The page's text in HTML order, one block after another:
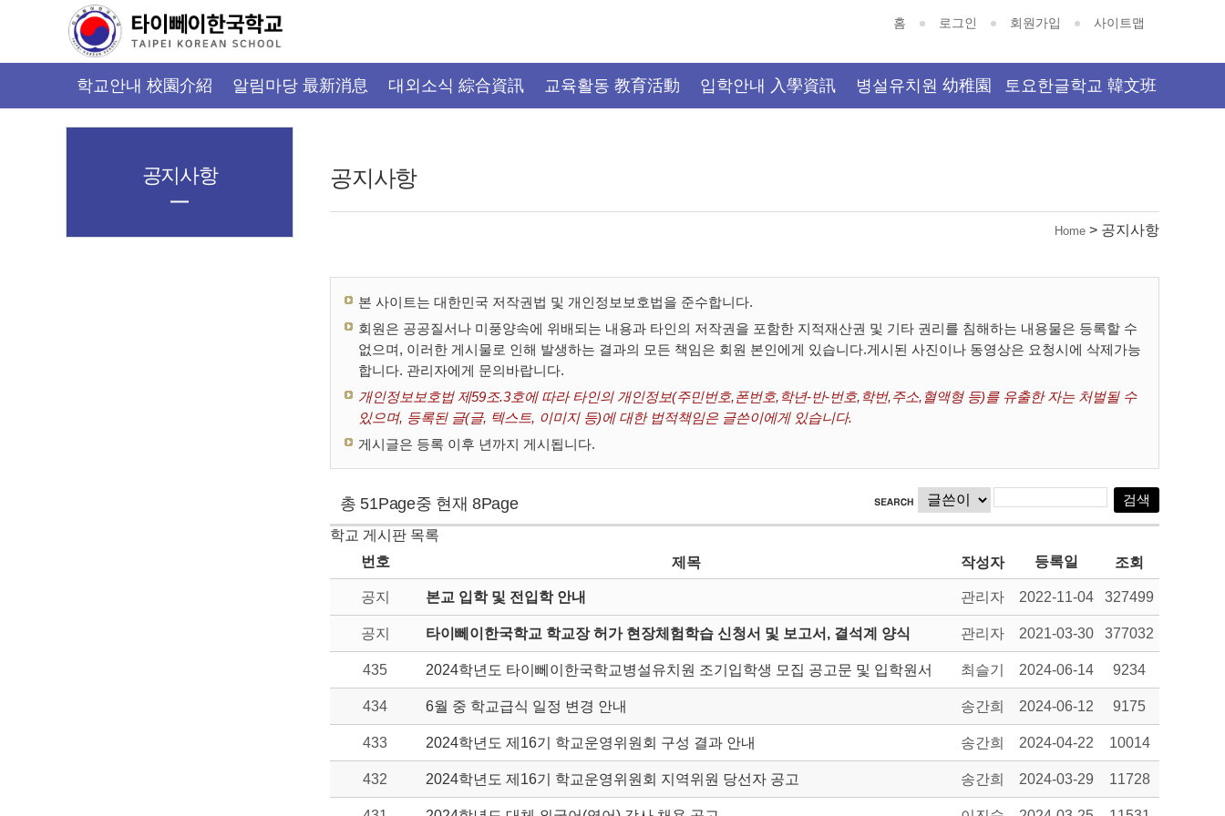
홈 로그인 회원가입 사이트맵
학교안내 校園介紹 알림마당 最新消息 대외소식 綜合資訊 교육활동 教育活動 입학안내 入學資訊 병설유치원 幼稚園 토요한글학교 韓文班
공지사항
Home > 공지사항
본 사이트는 대한민국 저작권법 및 개인정보보호법을 준수합니다.
회원은 공공질서나 미풍양속에 위배되는 내용과 타인의 저작권을 포함한 지적재산권 및 기타 권리를 침해하는 내용물은 등록할 수
없으며, 이러한 게시물로 인해 발생하는 결과의 모든 책임은 회원 본인에게 있습니다.게시된 사진이나 동영상은 요청시에 삭제가능
합니다. 관리자에게 문의바랍니다.
개인정보보호법 제59조.3호에 따라 타인의 개인정보(주민번호,폰번호,학년-반-번호,학번,주소,혈액형 등)를 유출한 자는 처벌될 수
있으며, 등록된 글(글, 텍스트, 이미지 등)에 대한 법적책임은 글쓴이에게 있습니다.
게시글은 등록 이후 년까지 게시됩니다.
총 51Page중 현재 8Page
학교 게시판 목록
번호
제목 작성자 등록일 조회
공지 본교 입학 및 전입학 안내 관리자 2022-11-04 327499
공지 타이뻬이한국학교 학교장 허가 현장체험학습 신청서 및 보고서, 결석계 양식 관리자 2021-03-30 377032
435 2024학년도 타이뻬이한국학교병설유치원 조기입학생 모집 공고문 및 입학원서 최슬기 2024-06-14 9234
434 6월 중 학교급식 일정 변경 안내 송간희 2024-06-12 9175
433 2024학년도 제16기 학교운영위원회 구성 결과 안내 송간희 2024-04-22 10014
432 2024학년도 제16기 학교운영위원회 지역위원 당선자 공고 송간희 2024-03-29 11728
공지사항